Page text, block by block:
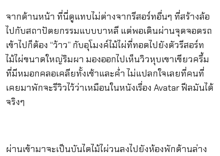
จากด้านหน้า ที่นี่ดูแทบไม่ต่างจากรีสอร์ทอื่นๆ ที่สร้างล้อ
ไปกับสถาปัตยกรรมแบบบาหลี แต่พอเดินผ่านจุดจอดรถ
เข้าไปก็ต้อง “ว้าว” กับอุโมงค์ไม้ไผ่ที่ทอดไปยังตัวรีสอร์ท
ไม้ไผ่ขนาดใหญ่ริมผา มองออกไปเห็นวิวหุบเขาเขียวครึ้ม
ที่มีหมอกคลอเคลียทั้งเช้าและค่ำ ไม่แปลกใจเลยที่คนที่
เคยมาพักจะรีวิวไว้ว่าเหมือนในหนังเรื่อง Avatar ฟีลมันได้
จริงๆ
ผ่านเข้ามาจะเป็นบันไดไม้ไผ่วนลงไปยังห้องพักด้านล่าง